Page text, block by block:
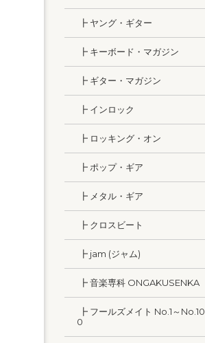
┣ ヤング・ギター
┣ キーボード・マガジン
┣ ギター・マガジン
┣ インロック
┣ ロッキング・オン
┣ ポップ・ギア
┣ メタル・ギア
┣ クロスビート
┣ jam (ジャム)
┣ 音楽専科 ONGAKUSENKA
┣ フールズメイト No.1～No.10
0